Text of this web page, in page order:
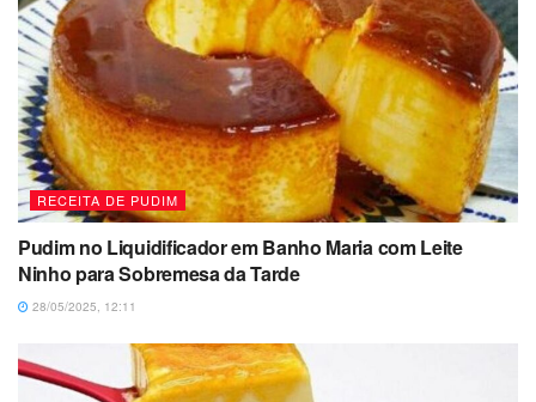
RECEITA DE PUDIM
Pudim no Liquidificador em Banho Maria com Leite
Ninho para Sobremesa da Tarde
28/05/2025, 12:11